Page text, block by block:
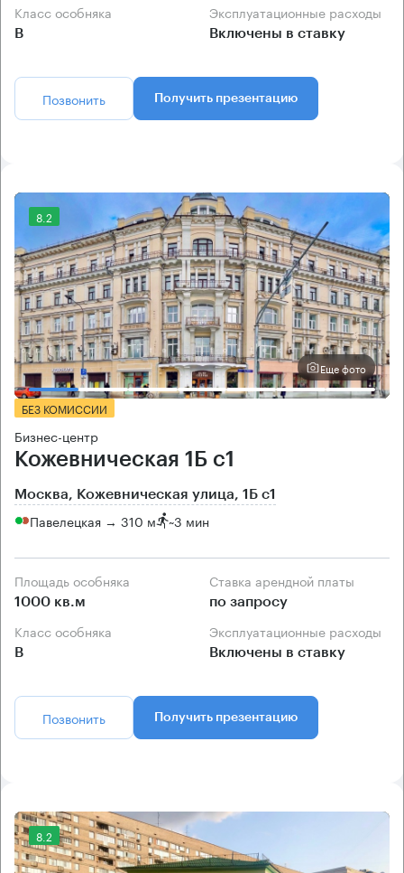
Класс особняка
B
Эксплуатационные расходы
Включены в ставку
Позвонить Получить презентацию
8.2
Еще фото
БЕЗ КОМИССИИ
Бизнес-центр
Кожевническая 1Б с1
Москва, Кожевническая улица, 1Б с1
Павелецкая → 310 м ~3 мин
Площадь особняка
1000 кв.м
Ставка арендной платы
по запросу
Класс особняка
B
Эксплуатационные расходы
Включены в ставку
Позвонить Получить презентацию
8.2